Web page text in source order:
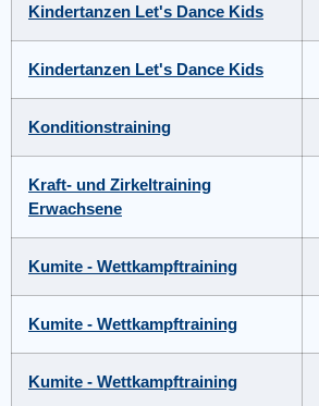
Kindertanzen Let's Dance Kids
Kindertanzen Let's Dance Kids
Konditionstraining
Kraft- und Zirkeltraining
Erwachsene
Kumite - Wettkampftraining
Kumite - Wettkampftraining
Kumite - Wettkampftraining